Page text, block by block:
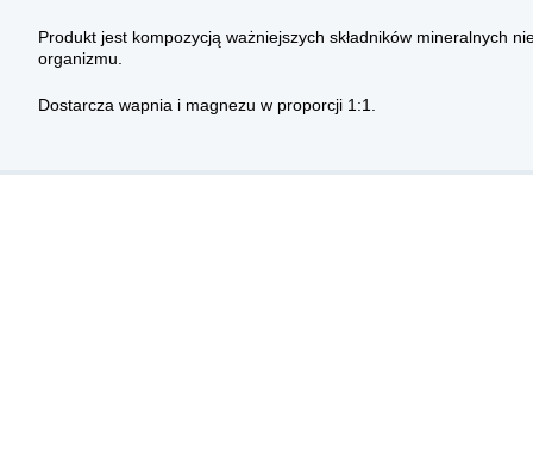
(bez nakłuwania i nacinania,
Produkt jest kompozycją ważniejszych składników mineralnych
organizmu.
Dostarcza wapnia i magnezu w proporcji 1:1.